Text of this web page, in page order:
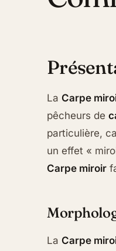
La Carpe
pêcheurs de
particulière,
un effet «
Carpe miroir
La Carpe